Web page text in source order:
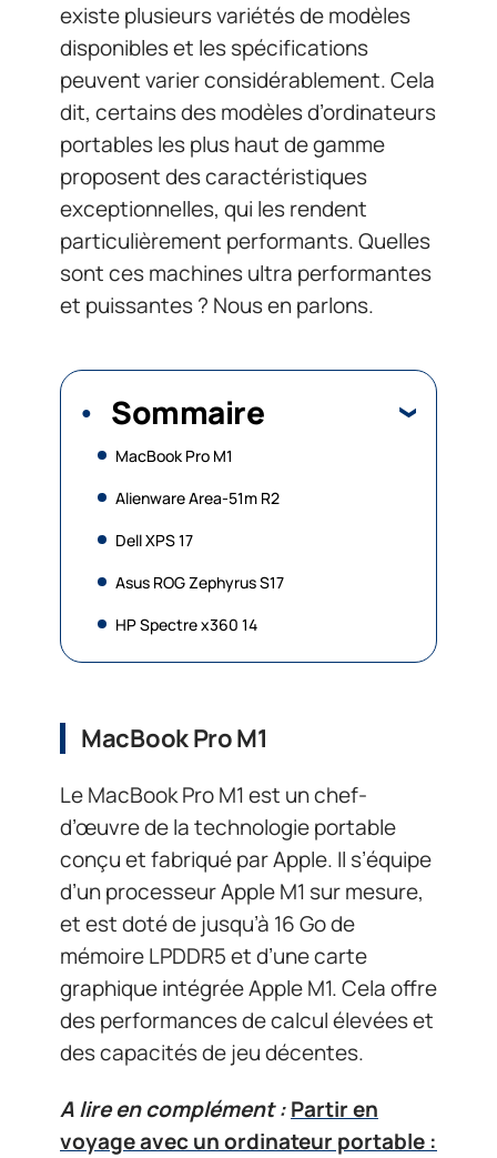
existe plusieurs variétés de modèles
disponibles et les spécifications
peuvent varier considérablement. Cela
dit, certains des modèles d’ordinateurs
portables les plus haut de gamme
proposent des caractéristiques
exceptionnelles, qui les rendent
particulièrement performants. Quelles
sont ces machines ultra performantes
et puissantes ? Nous en parlons.
Sommaire
MacBook Pro M1
Alienware Area-51m R2
Dell XPS 17
Asus ROG Zephyrus S17
HP Spectre x360 14
MacBook Pro M1
Le MacBook Pro M1 est un chef-
d’œuvre de la technologie portable
conçu et fabriqué par Apple. Il s’équipe
d’un processeur Apple M1 sur mesure,
et est doté de jusqu’à 16 Go de
mémoire LPDDR5 et d’une carte
graphique intégrée Apple M1. Cela offre
des performances de calcul élevées et
des capacités de jeu décentes.
A lire en complément :Partir en
voyage avec un ordinateur portable :